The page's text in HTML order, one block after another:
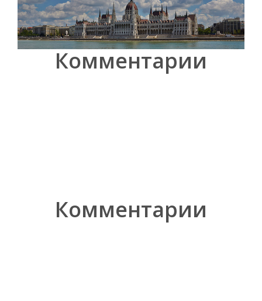
Комментарии
Комментарии